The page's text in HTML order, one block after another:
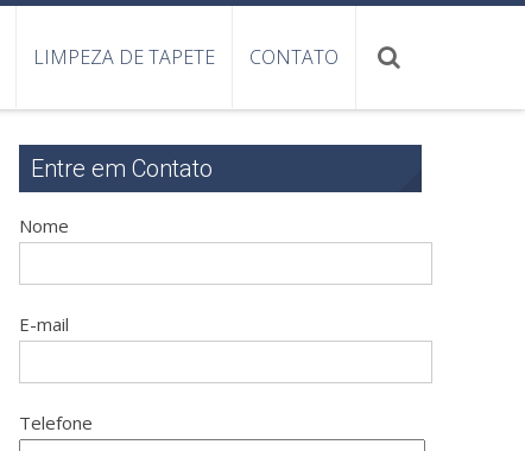
LIMPEZA DE TAPETE CONTATO
Entre em Contato
Nome
E-mail
Telefone